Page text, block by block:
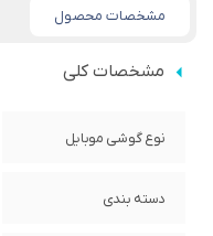
مشخصات محصول
مشخصات کلی
نوع گوشی موبایل
دسته ‌بندی